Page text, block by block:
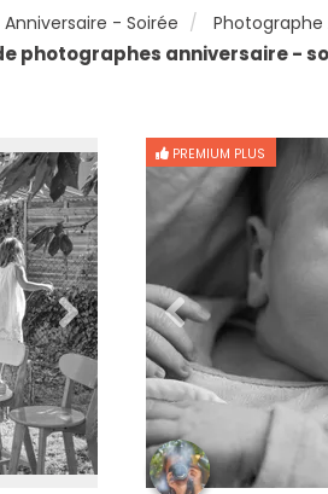
- Soirée
photographes anniversaire -
PREMIUM PLUS